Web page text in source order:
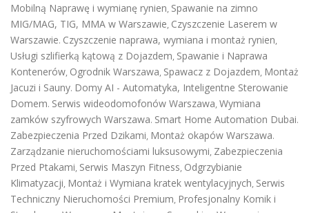
Mobilną Naprawę i wymianę rynien, Spawanie na zimno
MIG/MAG, TIG, MMA w Warszawie, Czyszczenie Laserem w
Warszawie. Czyszczenie naprawa, wymiana i montaż rynien,
Usługi szlifierką kątową z Dojazdem, Spawanie i Naprawa
Kontenerów, Ogrodnik Warszawa, Spawacz z Dojazdem, Montaż
Jacuzi i Sauny. Domy AI - Automatyka, Inteligentne Sterowanie
Domem. Serwis wideodomofonów Warszawa, Wymiana
zamków szyfrowych Warszawa. Smart Home Automation Dubai.
Zabezpieczenia Przed Dzikami, Montaż okapów Warszawa.
Zarządzanie nieruchomościami luksusowymi, Zabezpieczenia
Przed Ptakami, Serwis Maszyn Fitness, Odgrzybianie
Klimatyzacji, Montaż i Wymiana kratek wentylacyjnych, Serwis
Techniczny Nieruchomości Premium, Profesjonalny Komik i